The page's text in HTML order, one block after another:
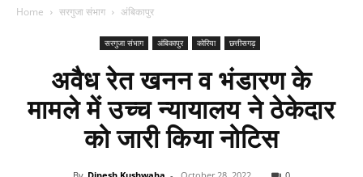
Home सरगुजा संभाग अंबिकापुर
सरगुजा संभाग अंबिकापुर कोरिया छत्तीसगढ़
अवैध रेत खनन व भंडारण के
मामले में उच्च न्यायालय ने ठेकेदार
को जारी किया नोटिस